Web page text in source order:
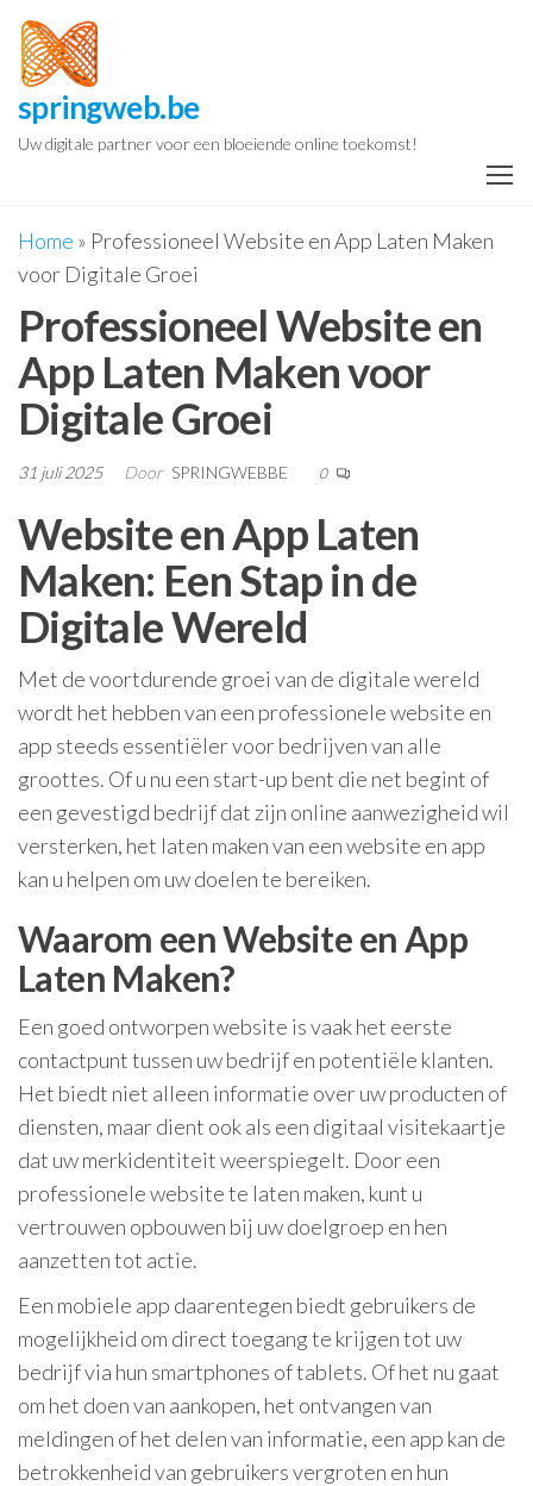
Spring
naar
de
inhoud
springweb.be
Uw digitale partner voor een bloeiende online toekomst!
Home » Professioneel Website en App Laten Maken
voor Digitale Groei
Professioneel Website en
App Laten Maken voor
Digitale Groei
31 juli 2025 Door SPRINGWEBBE 0
Website en App Laten
Maken: Een Stap in de
Digitale Wereld
Met de voortdurende groei van de digitale wereld
wordt het hebben van een professionele website en
app steeds essentiëler voor bedrijven van alle
groottes. Of u nu een start-up bent die net begint of
een gevestigd bedrijf dat zijn online aanwezigheid wil
versterken, het laten maken van een website en app
kan u helpen om uw doelen te bereiken.
Waarom een Website en App
Laten Maken?
Een goed ontworpen website is vaak het eerste
contactpunt tussen uw bedrijf en potentiële klanten.
Het biedt niet alleen informatie over uw producten of
diensten, maar dient ook als een digitaal visitekaartje
dat uw merkidentiteit weerspiegelt. Door een
professionele website te laten maken, kunt u
vertrouwen opbouwen bij uw doelgroep en hen
aanzetten tot actie.
Een mobiele app daarentegen biedt gebruikers de
mogelijkheid om direct toegang te krijgen tot uw
bedrijf via hun smartphones of tablets. Of het nu gaat
om het doen van aankopen, het ontvangen van
meldingen of het delen van informatie, een app kan de
betrokkenheid van gebruikers vergroten en hun